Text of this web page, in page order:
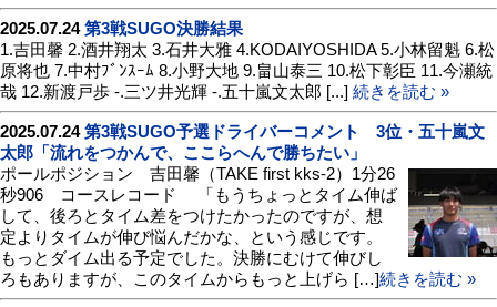
2025.07.24第3戦SUGO決勝結果
1.吉田馨 2.酒井翔太 3.石井大雅 4.KODAIYOSHIDA 5.小林留魁 6.松
原将也 7.中村ﾌﾞﾝｽｰﾑ 8.小野大地 9.畠山泰三 10.松下彰臣 11.今瀬統
哉 12.新渡戸歩 -.三ツ井光輝 -.五十嵐文太郎 [...] 続きを読む »
2025.07.24第3戦SUGO予選ドライバーコメント 3位・五十嵐文
太郎「流れをつかんで、ここらへんで勝ちたい」
ポールポジション 吉田馨（TAKE first kks-2）1分26
秒906 コースレコード 「もうちょっとタイム伸ば
して、後ろとタイム差をつけたかったのですが、想
定よりタイムが伸び悩んだかな、という感じです。
もっとダイム出る予定でした。決勝にむけて伸びし
ろもありますが、このタイムからもっと上げら […]続きを読む »